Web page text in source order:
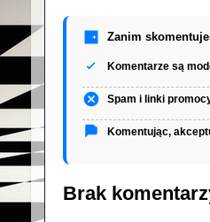
Zanim
Komentarze są
Spam i linki
Komentując,
Brak